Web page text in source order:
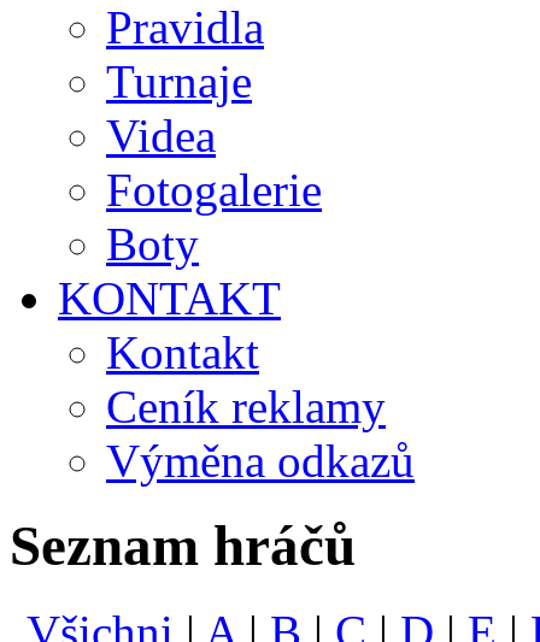
Pravidla
Turnaje
Videa
Fotogalerie
Boty
KONTAKT
Kontakt
Ceník reklamy
Výměna odkazů
Seznam hráčů
Všichni | A| B | C | D | E |